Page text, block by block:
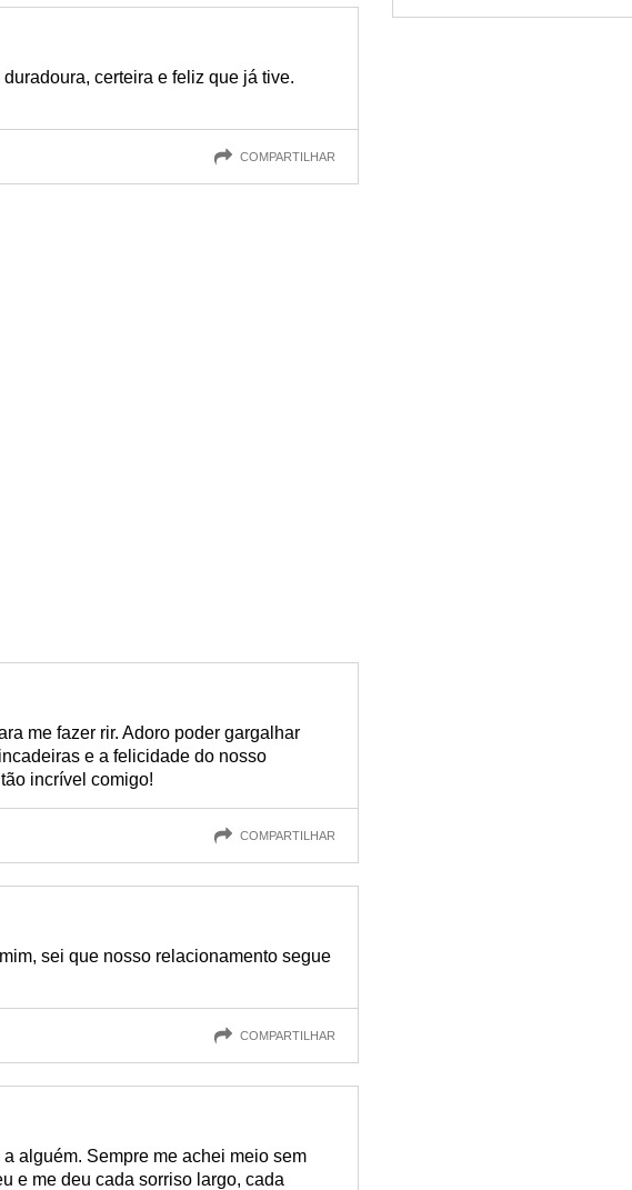
certeira e feliz que já tive.
COMPARTILHAR
me fazer rir. Adoro poder gargalhar
e a felicidade do nosso
incrível comigo!
COMPARTILHAR
sei que nosso relacionamento segue
COMPARTILHAR
alguém. Sempre me achei meio sem
e me deu cada sorriso largo, cada